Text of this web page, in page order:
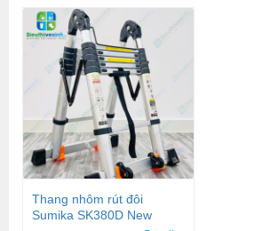
Thang nhôm rút đôi
Sumika SK380D New